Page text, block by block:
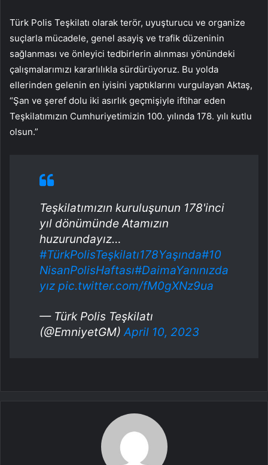
Türk Polis Teşkilatı olarak terör, uyuşturucu ve organize
suçlarla mücadele, genel asayiş ve trafik düzeninin
sağlanması ve önleyici tedbirlerin alınması yönündeki
çalışmalarımızı kararlılıkla sürdürüyoruz. Bu yolda
ellerinden gelenin en iyisini yaptıklarını vurgulayan Aktaş,
“Şan ve şeref dolu iki asırlık geçmişiyle iftihar eden
Teşkilatımızın Cumhuriyetimizin 100. yılında 178. yılı kutlu
olsun.”
Teşkilatımızın kuruluşunun 178'inci
yıl dönümünde Atamızın
huzurundayız…
#TürkPolisTeşkilatı178Yaşında#10
NisanPolisHaftası#DaimaYanınızda
yız pic.twitter.com/fM0gXNz9ua
— Türk Polis Teşkilatı
(@EmniyetGM)April 10, 2023